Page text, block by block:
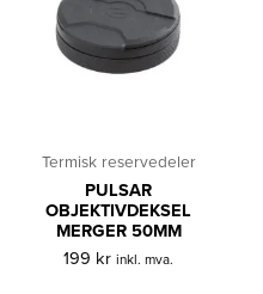
Termisk reservedeler
PULSAR
OBJEKTIVDEKSEL
MERGER 50MM
199 kr inkl. mva.